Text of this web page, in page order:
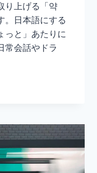
り上げる「약
。日本語にする
っと」あたりに
常会話やドラ